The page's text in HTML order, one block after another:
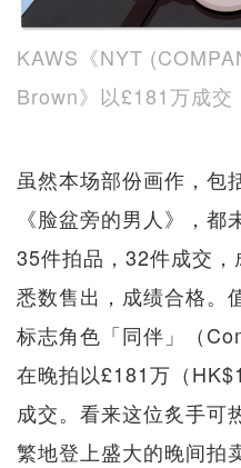
KAWS《NYT
Brown》以£181万成交
虽然本场部份画作，包
《脸盆旁的男人》，
35件拍品，32件成交
悉数售出，成绩合格。
标志角色「同伴」（
在晚拍以£181万（
成交。看来这位炙手可
繁地登上盛大的晚间拍